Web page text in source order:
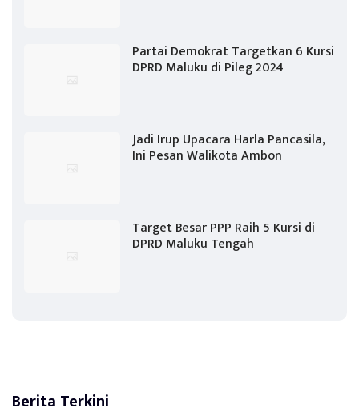
Partai Demokrat Targetkan 6 Kursi
DPRD Maluku di Pileg 2024
Jadi Irup Upacara Harla Pancasila,
Ini Pesan Walikota Ambon
Target Besar PPP Raih 5 Kursi di
DPRD Maluku Tengah
Berita Terkini